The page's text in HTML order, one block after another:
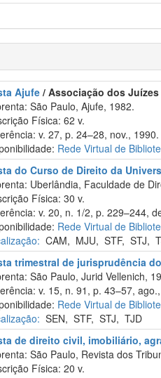
Ajufe / Associação dos
São Paulo, Ajufe, 1982.
Física: 62 v.
v. 27, p. 24–28, nov., 1990.
Rede Virtual de
do Curso de Direito da
Uberlândia, Faculdade de
Física: 30 v.
v. 20, n. 1/2, p. 229–244,
Rede Virtual de
CAM, MJU,STF,STJ,
trimestral de jurisprudência
São Paulo, Jurid Vellenich,
v. 15, n. 91, p. 43–57,
Rede Virtual de
SEN,STF,STJ,TJD
de direito civil, imobiliário,
São Paulo, Revista dos
Física: 20 v.